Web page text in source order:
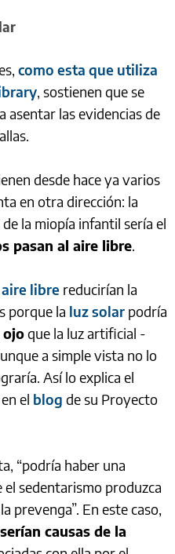
como esta que utiliza
, sostienen que se
asentar las evidencias de
desde hace ya varios
en otra dirección: la
la miopía infantil sería el
pasan al aire libre.
libre reducirían la
porque la luz solar podría
ojoque la luz artificial -
a simple vista no lo
Así lo explica el
el blog de su Proyecto
“podría haber una
sedentarismo produzca
la prevenga”. En este caso,
causas de la